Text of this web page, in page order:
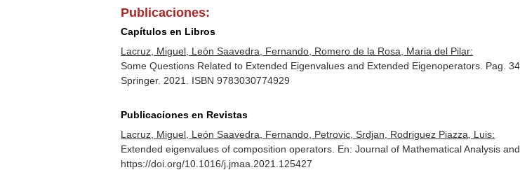
Publicaciones:
Capítulos en Libros
Lacruz, Miguel, León Saavedra, Fernando, Romero de la Rosa, Maria del Pilar:
Some Questions Related to Extended Eigenvalues and Extended Eigenoperators. Pag.
Springer. 2021. ISBN 9783030774929
Publicaciones en Revistas
Lacruz, Miguel, León Saavedra, Fernando, Petrovic, Srdjan, Rodriguez Piazza, Luis:
Extended eigenvalues of composition operators. En: Journal of Mathematical Analysis
https://doi.org/10.1016/j.jmaa.2021.125427